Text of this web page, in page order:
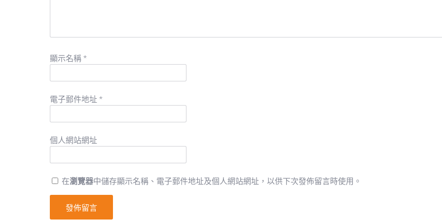
顯示名稱 *
電子郵件地址 *
個人網站網址
在瀏覽器中儲存顯示名稱、電子郵件地址及個人網站網址，以供下次發佈留言時使用。